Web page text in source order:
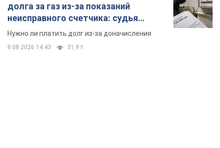
долга за газ из-за показаний
неисправного счетчика: судья
вынес неожиданное решение
Нужно ли платить долг из-за доначисления
8.08.2026 14:43 31,9 т.